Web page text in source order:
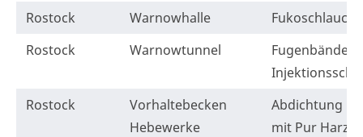
Rostock
Warnowhalle
Fukoschlauch
Rostock
Warnowtunnel
Fugenbänder
Rostock
Vorhaltebecken
Hebewerke
Abdichtung
mit Pur Harz